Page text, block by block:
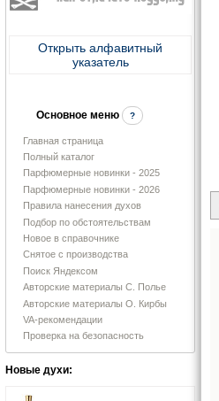
Открыть алфавитный
указатель
Основное меню ?
Главная страница
Полный каталог
Парфюмерные новинки - 2025
Парфюмерные новинки - 2026
Правила нанесения духов
Подбор по обстоятельствам
Новое в справочнике
Снятое с производства
Поиск Яндексом
Авторские материалы С. Полье
Авторские материалы О. Кирбы
VA-рекомендации
Проверка на безопасность
Новые духи: